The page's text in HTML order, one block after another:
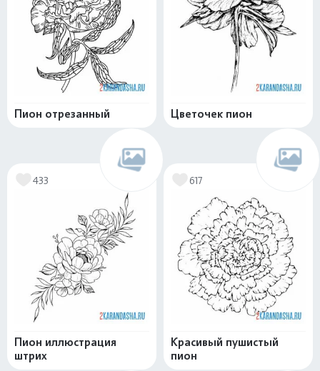
Пион отрезанный Цветочек пион
433
Пион иллюстрация
штрих
617
Красивый пушистый
пион